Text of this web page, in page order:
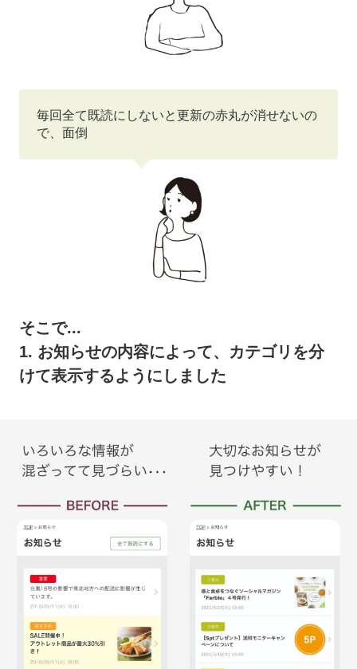
毎回全て既読にしないと更新の赤丸が消せないの
で、面倒
そこで...
1. お知らせの内容によって、カテゴリを分
けて表示するようにしました